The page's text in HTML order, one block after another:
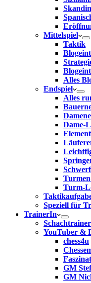
Mittelspiel
Taktik
Alles
Endspiel
Alles
Dame-
Turm-
Speziell für
TrainerIn
YouTuber &
chess4u
GM
GM